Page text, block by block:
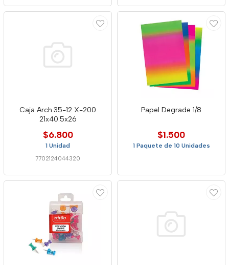
Caja Arch.35-12 X-200
21x40.5x26
$6.800
1 Unidad
7702124044320
Papel Degrade 1/8
$1.500
1 Paquete de 10 Unidades